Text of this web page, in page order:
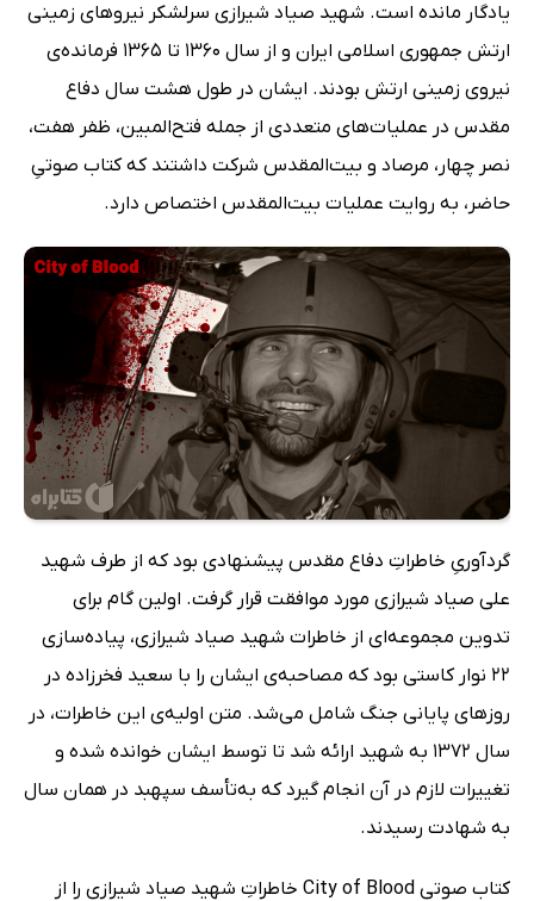
یادگار مانده است. شهید صیاد شیرازی سرلشکر نیروهای زمینی
ارتش جمهوری اسلامی ایران و از سال 1360 تا 1365 فرمانده‌ی
نیروی زمینی ارتش بودند. ایشان در طول هشت سال دفاع
مقدس در عملیات‌های متعددی از جمله فتح‌المبین، ظفر هفت،
نصر چهار، مرصاد و بیت‌المقدس شرکت داشتند که کتاب صوتیِ
حاضر، به روایت عملیات بیت‌المقدس اختصاص دارد.
گردآوریِ خاطراتِ دفاع مقدس پیشنهادی بود که از طرف شهید
علی صیاد شیرازی مورد موافقت قرار گرفت. اولین گام برای
تدوین مجموعه‌ای از خاطرات شهید صیاد شیرازی، پیاده‌سازی
22 نوار کاستی بود که مصاحبه‌ی ایشان را با سعید فخرزاده در
روزهای پایانی جنگ شامل می‌شد. متن اولیه‌ی این خاطرات، در
سال 1372 به شهید ارائه شد تا توسط ایشان خوانده شده و
تغییرات لازم در آن انجام گیرد که به‌تأسف سپهبد در همان سال
به شهادت رسیدند.
کتاب صوتی City of Blood خاطراتِ شهید صیاد شیرازی را از